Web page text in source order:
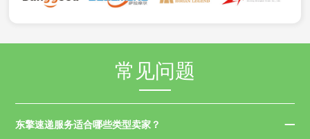
常见问题
东擎速递服务适合哪些类型卖家？